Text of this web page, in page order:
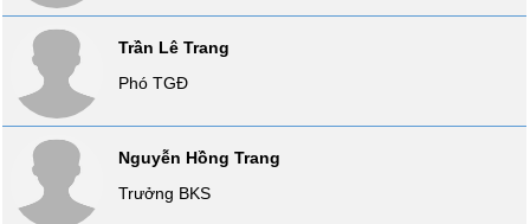
Trần Lê Trang
Phó TGĐ
Nguyễn Hồng Trang
Trưởng BKS
SÓC
SỨC
KHỎE
TÀI
CHÍNH